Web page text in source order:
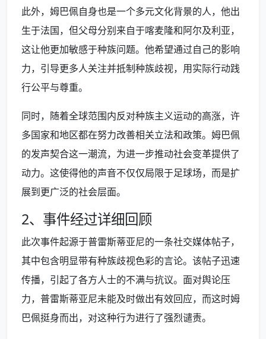
此外，姆巴佩自身也是一个多元文化背景的人，他出
生于法国，但父母分别来自于喀麦隆和阿尔及利亚，
这让他更加敏感于种族问题。他希望通过自己的影响
力，引导更多人关注并抵制种族歧视，用实际行动践
行公平与尊重。
同时，随着全球范围内反对种族主义运动的高涨，许
多国家和地区都在努力改善相关立法和政策。姆巴佩
的发声契合这一潮流，为进一步推动社会变革提供了
动力。这使得他的声音不仅仅局限于足球场，而是扩
展到更广泛的社会层面。
2、事件经过详细回顾
此次事件起源于普雷斯蒂亚尼的一条社交媒体帖子，
其中包含明显带有种族歧视色彩的言论。该帖子迅速
传播，引起了各方人士的不满与抗议。面对舆论压
力，普雷斯蒂亚尼未能及时做出有效回应，而这时姆
巴佩挺身而出，对这种行为进行了强烈谴责。